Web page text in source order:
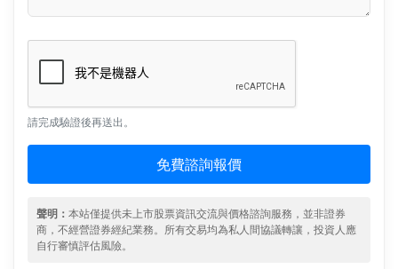
請完成驗證後再送出。
免費諮詢報價
聲明： 本站僅提供未上市股票資訊交流與價格諮詢服務，並非證券
商，不經營證券經紀業務。所有交易均為私人間協議轉讓，投資人應
自行審慎評估風險。